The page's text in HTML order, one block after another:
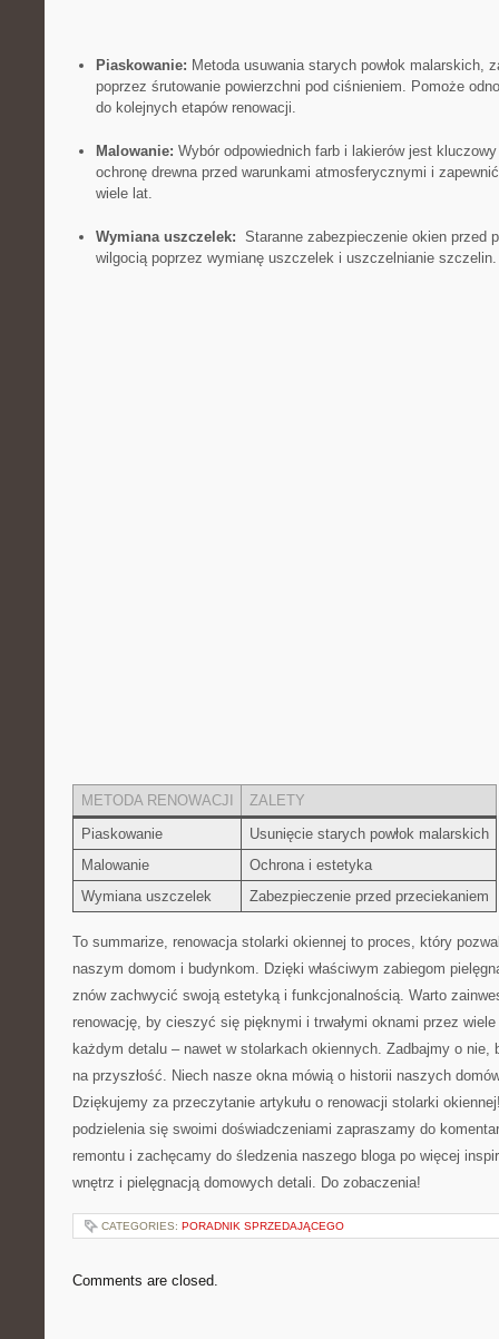
Piaskowanie: Metoda usuwania starych powłok malarskich,
poprzez śrutowanie powierzchni pod ciśnieniem. Pomoże
do kolejnych etapów renowacji.
Malowanie: Wybór odpowiednich farb i lakierów jest
ochronę drewna przed ‌warunkami atmosferycznymi‌ i
wiele lat.
Wymiana uszczelek:
Staranne zabezpieczenie okien przed
wilgocią poprzez wymianę uszczelek i⁣ uszczelnianie szczelin.
METODA RENOWACJI
ZALETY
Piaskowanie
Usunięcie starych powłok malarskich
Malowanie
Ochrona i⁣ estetyka
Wymiana uszczelek
Zabezpieczenie przed przeciekaniem
To summarize, renowacja stolarki okiennej to proces, który
naszym ‌domom i budynkom. Dzięki właściwym zabiegom
znów zachwycić swoją estetyką i funkcjonalnością. Warto
renowację, by cieszyć się pięknymi⁣ i trwałymi oknami przez
⁣każdym⁤ detalu – nawet w⁢ stolarkach okiennych. Zadbajmy o nie,
⁤na przyszłość. Niech nasze okna ​mówią o historii ⁣naszych
Dziękujemy za przeczytanie artykułu o renowacji stolarki
podzielenia się swoimi doświadczeniami zapraszamy do
remontu i zachęcamy do śledzenia naszego bloga po ‍więcej
wnętrz i pielęgnacją domowych detali. Do zobaczenia!
CATEGORIES: PORADNIK SPRZEDAJĄCEGO
Comments are closed.